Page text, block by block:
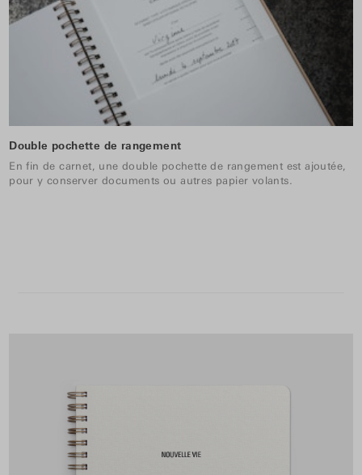
Double pochette de rangement
En fin de carnet, une double pochette de rangement est ajoutée,
pour y conserver documents ou autres papier volants.